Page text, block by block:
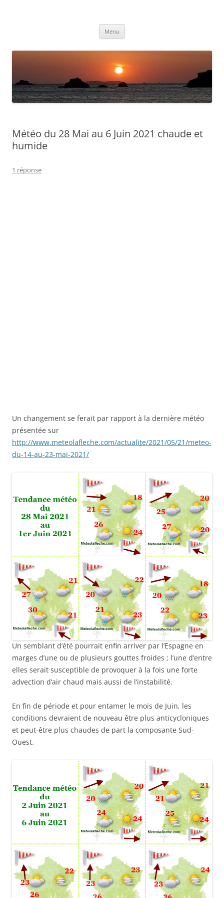
Menu
Météo du 28 Mai au 6 Juin 2021 chaude et
humide
1 réponse
Un changement se ferait par rapport à la dernière météo
présentée sur
http://www.meteolafleche.com/actualite/2021/05/21/meteo-
du-14-au-23-mai-2021/
Un semblant d’été pourrait enfin arriver par l’Espagne en
marges d’une ou de plusieurs gouttes froides ; l’une d’entre
elles serait susceptible de provoquer à la fois une forte
advection d’air chaud mais aussi de l’instabilité.
En fin de période et pour entamer le mois de Juin, les
conditions devraient de nouveau être plus anticycloniques
et peut-être plus chaudes de part la composante Sud-
Ouest.